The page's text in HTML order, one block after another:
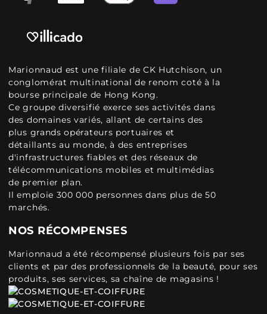
Marionnaud est une filiale de CK Hutchison, un
conglomérat multinational de renom coté à la
bourse principale de Hong Kong.
Ce groupe diversifié exerce ses activités dans
des domaines variés, allant de certains des
plus grands opérateurs portuaires et
détaillants au monde, à des entreprises
d'infrastructures fiables et des réseaux de
télécommunications mobiles et multimédias
de premier plan.
Il emploie 300 000 personnes dans plus de 50
marchés.
NOS RÉCOMPENSES
Marionnaud a été récompensé plusieurs fois par ses
clients et par des professionnels de la beauté, pour ses
produits, ses services, sa chaîne de magasins !